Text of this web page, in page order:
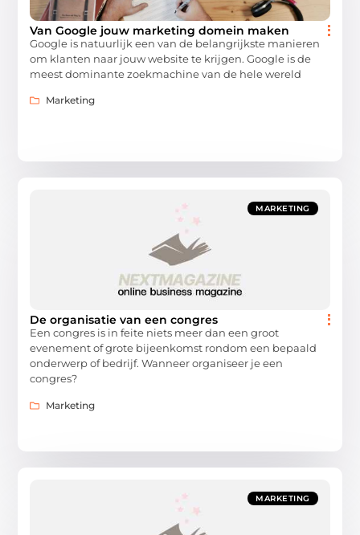
Van Google jouw marketing domein maken
Google is natuurlijk een van de belangrijkste manieren
om klanten naar jouw website te krijgen. Google is de
meest dominante zoekmachine van de hele wereld
Marketing
MARKETING
De organisatie van een congres
Een congres is in feite niets meer dan een groot
evenement of grote bijeenkomst rondom een bepaald
onderwerp of bedrijf. Wanneer organiseer je een
congres?
Marketing
MARKETING